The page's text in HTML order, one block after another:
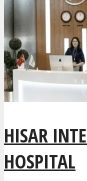
HISAR
HOSPITAL